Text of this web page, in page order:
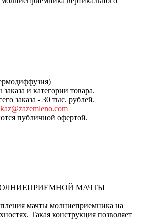
и категории товара.
заказа - 30 тыс. рублей.
публичной офертой.
МАЧТЫ
мачты молниеприемника на
Такая конструкция позволяет